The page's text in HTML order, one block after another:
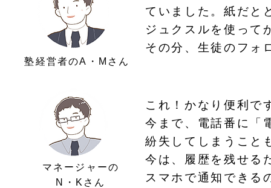
塾経営者のA・Mさん
ていました。紙だと
ジュクスルを使って
その分、生徒のフォ
マネージャーの
N・Kさん
これ！かなり便利で
今まで、電話番に「
紛失してしまうこと
今は、履歴を残せる
スマホで通知できる